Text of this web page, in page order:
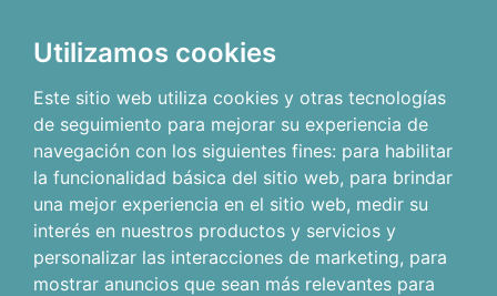
Utilizamos cookies
Este sitio web utiliza cookies y otras tecnologías
de seguimiento para mejorar su experiencia de
navegación con los siguientes fines: para habilitar
la funcionalidad básica del sitio web, para brindar
una mejor experiencia en el sitio web, medir su
interés en nuestros productos y servicios y
personalizar las interacciones de marketing, para
mostrar anuncios que sean más relevantes para